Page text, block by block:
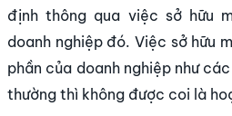
định thông qua việc sở hữu
doanh nghiệp đó. Việc sở hữu
phần của doanh nghiệp như
thường thì không được coi là